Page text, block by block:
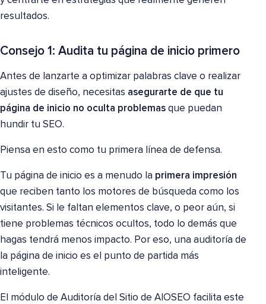
resultados.
Consejo 1: Audita tu página de inicio primero
Antes de lanzarte a optimizar palabras clave o realizar
ajustes de diseño, necesitas asegurarte de que tu
página de inicio no oculta problemas que puedan
hundir tu SEO.
Piensa en esto como tu primera línea de defensa.
Tu página de inicio es a menudo la primera impresión
que reciben tanto los motores de búsqueda como los
visitantes. Si le faltan elementos clave, o peor aún, si
tiene problemas técnicos ocultos, todo lo demás que
hagas tendrá menos impacto. Por eso, una auditoría de
la página de inicio es el punto de partida más
inteligente.
El módulo de Auditoría del Sitio de AIOSEO facilita este